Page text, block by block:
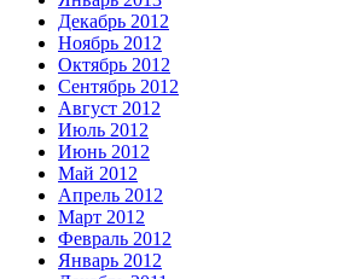
Декабрь 2012
Ноябрь 2012
Октябрь 2012
Сентябрь 2012
Август 2012
Июль 2012
Июнь 2012
Май 2012
Апрель 2012
Март 2012
Февраль 2012
Январь 2012